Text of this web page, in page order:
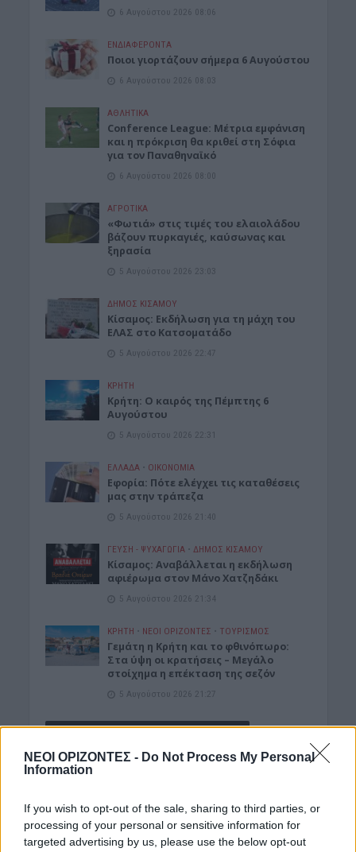
ΝΕΟΙ ΟΡΙΖΟΝΤΕΣ - Do Not Process My Personal
Information
If you wish to opt-out of the sale, sharing to third parties, or
processing of your personal or sensitive information for
targeted advertising by us, please use the below opt-out
6 Αυγούστου 2026 08:06
ΕΝΔΙΑΦΕΡΟΝΤΑ
Ποιοι γιορτάζουν σήμερα 6 Αυγούστου
6 Αυγούστου 2026 08:03
ΑΘΛΗΤΙΚΑ
Conference League: Μέτρια εμφάνιση
και η πρόκριση θα κριθεί στη Σόφια
για τον Παναθηναϊκό
6 Αυγούστου 2026 08:00
ΑΓΡΟΤΙΚΑ
«Φωτιά» στις τιμές του ελαιολάδου
βάζουν πυρκαγιές, καύσωνας και
ξηρασία
5 Αυγούστου 2026 23:03
ΔΉΜΟΣ ΚΙΣΆΜΟΥ
Κίσαμος: Εκδήλωση για τη μάχη του
ΕΛΑΣ στο Κατσοματάδο
5 Αυγούστου 2026 22:47
ΚΡΗΤΗ
Κρήτη: Ο καιρός της Πέμπτης 6
Αυγούστου
5 Αυγούστου 2026 22:31
ΕΛΛΑΔΑ • ΟΙΚΟΝΟΜΙΑ
Εφορία: Πότε ελέγχει τις καταθέσεις
μας στην τράπεζα
5 Αυγούστου 2026 21:40
ΓΕΎΣΗ - ΨΥΧΑΓΩΓΊΑ • ΔΉΜΟΣ ΚΙΣΆΜΟΥ
Κίσαμος: Αναβάλλεται η εκδήλωση
αφιέρωμα στον Μάνο Χατζηδάκι
5 Αυγούστου 2026 21:34
ΚΡΗΤΗ • ΝΕΟΙ ΟΡΙΖΟΝΤΕΣ • ΤΟΥΡΙΣΜΟΣ
Γεμάτη η Κρήτη και το φθινόπωρο:
Στα ύψη οι κρατήσεις – Μεγάλο
στοίχημα η επέκταση της σεζόν
5 Αυγούστου 2026 21:27
Δημοφιλή αυτή την εβδομάδα